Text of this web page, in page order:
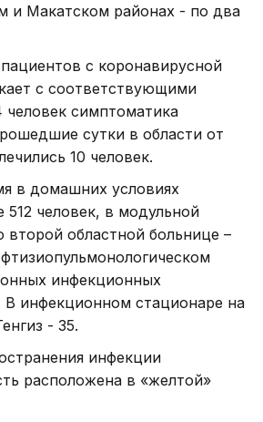
и Макатском районах - по два
с коронавирусной
с соответствующими
симптоматика
сутки в области от
10 человек.
в домашних условиях
512 человек, в модульной
второй областной больнице –
инфекционных
В инфекционном стационаре на
- 35.
инфекции
расположена в «желтой»